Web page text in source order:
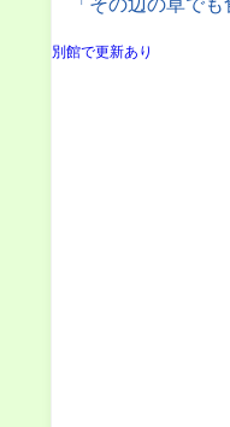
別館で更新あり